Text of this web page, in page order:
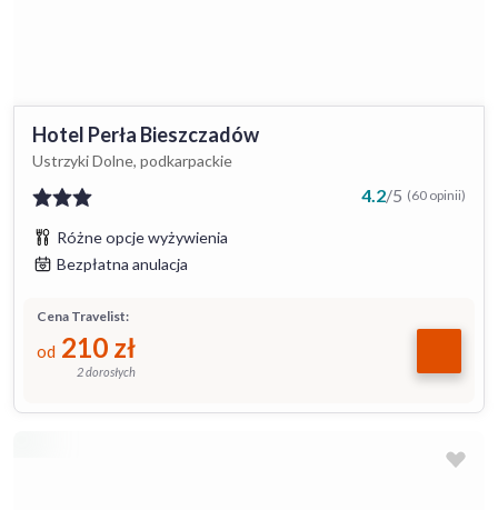
Hotel Perła Bieszczadów
Ustrzyki Dolne, podkarpackie
4.2/5 (60 opinii)
Różne opcje wyżywienia
Bezpłatna anulacja
Cena Travelist:
od 210 zł
2 dorosłych